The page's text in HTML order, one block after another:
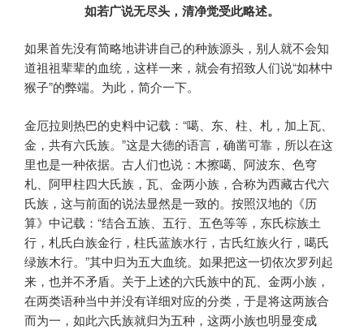
如若广说无尽头，清净觉受此略述。
如果首先没有简略地讲讲自己的种族源头，别人就不会知
道祖祖辈辈的血统，这样一来，就会有招致人们说“如林中
猴子”的弊端。为此，简介一下。
金厄拉则热巴的史料中记载：“噶、东、柱、札，加上瓦、
金，共有六氏族。”这是大德的语言，确凿可靠，所以在这
里也是一种依据。古人们也说：木擦噶、阿波东、色穹
札、阿甲柱四大氏族，瓦、金两小族，合称为西藏古代六
氏族，这与前面的说法显然是一致的。按照汉地的《历
算》中记载：“结合五族、五行、五色等等，东氏棕族土
行，札氏白族金行，柱氏蓝族水行，古氏红族火行，噶氏
绿族木行。”其中归为五大血统。如果把这一切依次罗列起
来，也并不矛盾。关于上述的六氏族中的瓦、金两小族，
在两类语种当中并没有详细对应的分类，于是将这两族合
而为一，如此六氏族就归为五种，这两小族也明显变成